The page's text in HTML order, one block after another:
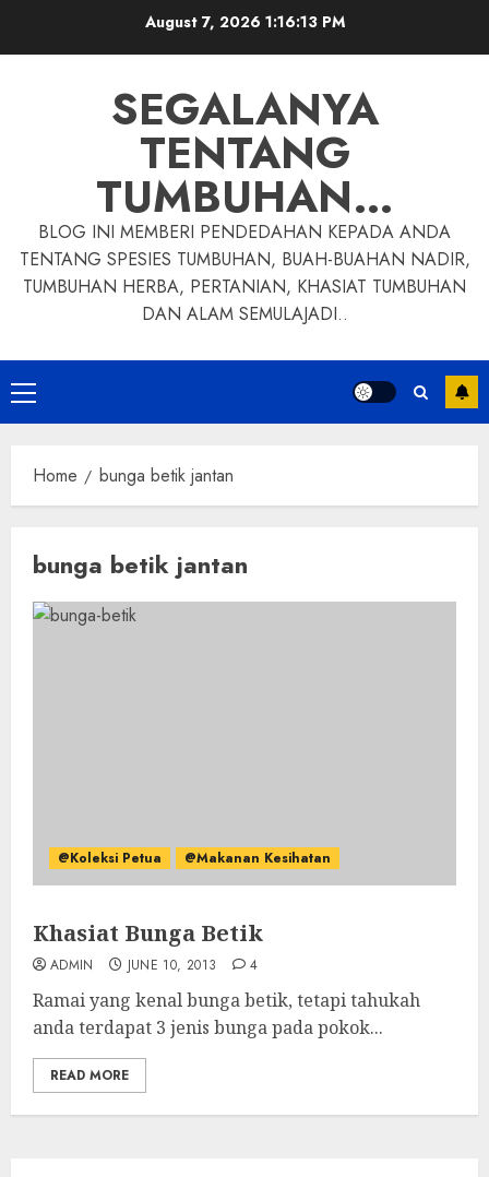
August 7, 2026 1:16:14 PM
SEGALANYA
TENTANG
TUMBUHAN…
BLOG INI MEMBERI PENDEDAHAN KEPADA ANDA
TENTANG SPESIES TUMBUHAN, BUAH-BUAHAN NADIR,
TUMBUHAN HERBA, PERTANIAN, KHASIAT TUMBUHAN
DAN ALAM SEMULAJADI..
Primary
Menu
Home bunga betik jantan
bunga betik jantan
@Koleksi Petua @Makanan Kesihatan
Khasiat Bunga Betik
ADMIN JUNE 10, 2013 4
Ramai yang kenal bunga betik, tetapi tahukah
anda terdapat 3 jenis bunga pada pokok...
READ MORE